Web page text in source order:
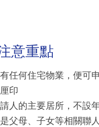
意重點
任何住宅物業，便可
印
人的主要居所，不設
父母、子女等相關聯